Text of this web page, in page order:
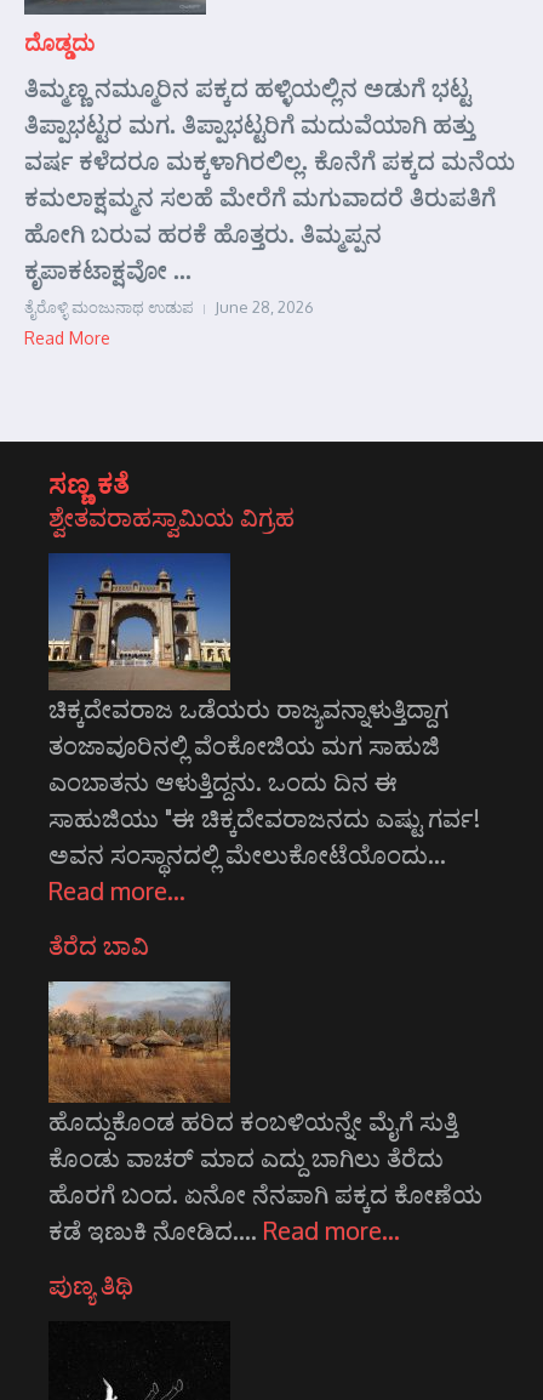
ದೊಡ್ಡದು
ತಿಮ್ಮಣ್ಣ ನಮ್ಮೂರಿನ ಪಕ್ಕದ ಹಳ್ಳಿಯಲ್ಲಿನ ಅಡುಗೆ ಭಟ್ಟ
ತಿಪ್ಪಾಭಟ್ಟರ ಮಗ. ತಿಪ್ಪಾಭಟ್ಟರಿಗೆ ಮದುವೆಯಾಗಿ ಹತ್ತು
ವರ್ಷ ಕಳೆದರೂ ಮಕ್ಕಳಾಗಿರಲಿಲ್ಲ. ಕೊನೆಗೆ ಪಕ್ಕದ ಮನೆಯ
ಕಮಲಾಕ್ಷಮ್ಮನ ಸಲಹೆ ಮೇರೆಗೆ ಮಗುವಾದರೆ ತಿರುಪತಿಗೆ
ಹೋಗಿ ಬರುವ ಹರಕೆ ಹೊತ್ತರು. ತಿಮ್ಮಪ್ಪನ
ಕೃಪಾಕಟಾಕ್ಷವೋ ...
ತೈರೊಳ್ಳಿ ಮಂಜುನಾಥ ಉಡುಪ June 28, 2026
Read More
ಸಣ್ಣ ಕತೆ
ಶ್ವೇತವರಾಹಸ್ವಾಮಿಯ ವಿಗ್ರಹ
ಚಿಕ್ಕದೇವರಾಜ ಒಡೆಯರು ರಾಜ್ಯವನ್ನಾಳುತ್ತಿದ್ದಾಗ
ತಂಜಾವೂರಿನಲ್ಲಿ ವೆಂಕೋಜಿಯ ಮಗ ಸಾಹುಜಿ
ಎಂಬಾತನು ಆಳುತ್ತಿದ್ದನು. ಒಂದು ದಿನ ಈ
ಸಾಹುಜಿಯು "ಈ ಚಿಕ್ಕದೇವರಾಜನದು ಎಷ್ಟು ಗರ್ವ!
ಅವನ ಸಂಸ್ಥಾನದಲ್ಲಿ ಮೇಲುಕೋಟೆಯೊಂದು…
Read more…
ತೆರೆದ ಬಾವಿ
ಹೊದ್ದುಕೊಂಡ ಹರಿದ ಕಂಬಳಿಯನ್ನೇ ಮೈಗೆ ಸುತ್ತಿ
ಕೊಂಡು ವಾಚರ್ ಮಾದ ಎದ್ದು ಬಾಗಿಲು ತೆರೆದು
ಹೊರಗೆ ಬಂದ. ಏನೋ ನೆನಪಾಗಿ ಪಕ್ಕದ ಕೋಣೆಯ
ಕಡೆ ಇಣುಕಿ ನೋಡಿದ.… Read more…
ಪುಣ್ಯ ತಿಥಿ